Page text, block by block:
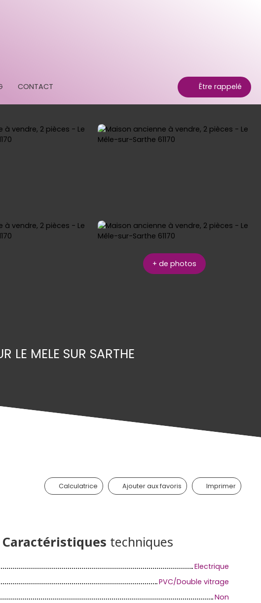
CONTACT Être rappelé
+ de photos
LE MELE SUR SARTHE
Calculatrice Ajouter aux favoris Imprimer
Caractéristiques techniques
Electrique
PVC/Double vitrage
Non